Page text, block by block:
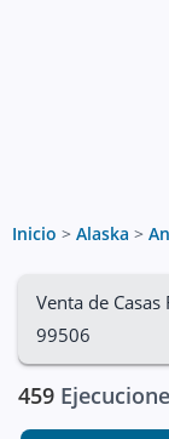
Inicio > Alaska >
Venta de Casas
99506
459